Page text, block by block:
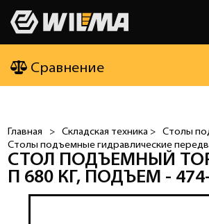
Сравнение
Главная > Складская техника >
Столы
Столы подъемные гидравлические
СТОЛ ПОДЪЕМНЫЙ TOR
П 680 КГ, ПОДЪЕМ -